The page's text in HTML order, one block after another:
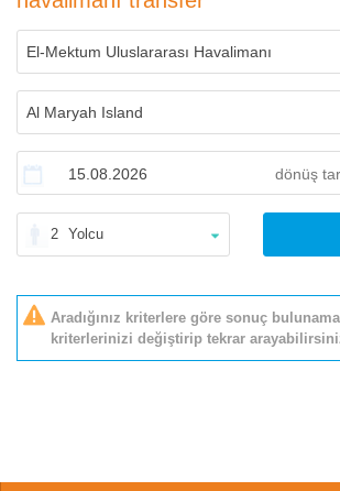
2 Yolcu
Aradığınız kriterlere göre sonuç
kriterlerinizi değiştirip tekrar